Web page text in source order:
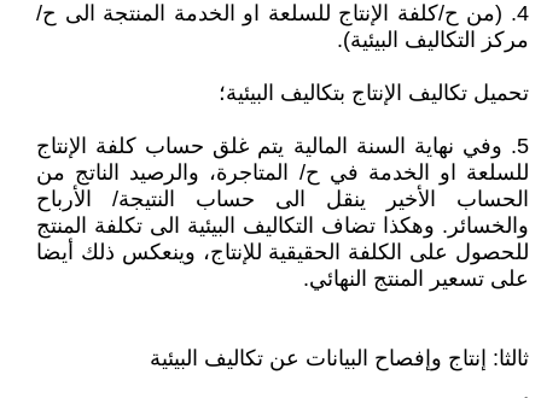
4. (من ح/كلفة الإنتاج للسلعة او الخدمة المنتجة الى ح/
مركز التكاليف البيئية).
تحميل تكاليف الإنتاج بتكاليف البيئية؛
5. وفي نهاية السنة المالية يتم غلق حساب كلفة الإنتاج
للسلعة او الخدمة في ح/ المتاجرة، والرصيد الناتج من
الحساب الأخير ينقل الى حساب النتيجة/ الأرباح
والخسائر. وهكذا تضاف التكاليف البيئية الى تكلفة المنتج
للحصول على الكلفة الحقيقية للإنتاج، وينعكس ذلك أيضا
على تسعير المنتج النهائي.
ثالثا: إنتاج وإفصاح البيانات عن تكاليف البيئية